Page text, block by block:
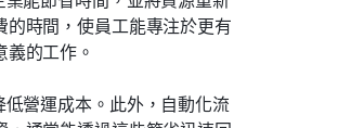
時間，使員工能專注於更有
的工作。
營運成本。此外，自動化流